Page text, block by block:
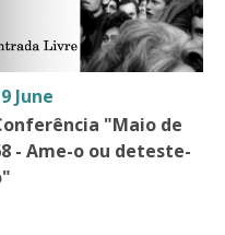
June
"Maio de
- Ame-o ou deteste-